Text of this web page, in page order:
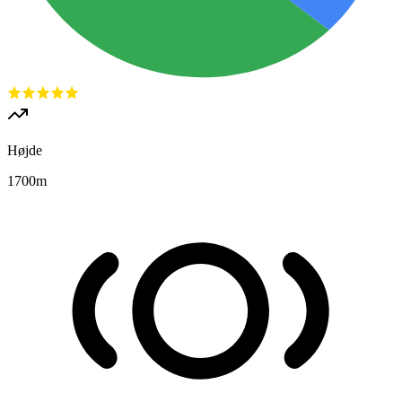
Højde
1700m